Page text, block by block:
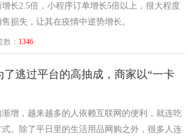
长2.5倍，小程序订单增长5倍以上，很大程度
损失，让其在疫情中逆势增长。
数： 1346
了逃过平台的高抽成，商家以“一卡
增，越来越多的人依赖互联网的便利，就连吃
。除了平日里的生活用品网购之外，很多人连